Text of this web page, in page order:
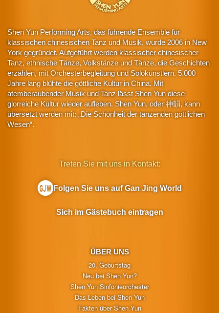
Shen Yun Performing Arts, das führende Ensemble für
klassischen chinesischen Tanz und Musik, wurde 2006 in New
York gegründet. Aufgeführt werden klassischer chinesischer
Tanz, ethnische Tänze, Volkstänze und Tänze, die Geschichten
erzählen, mit Orchesterbegleitung und Solokünstlern. 5.000
Jahre lang blühte die göttliche Kultur in China. Mit
atemberaubender Musik und Tanz lässt Shen Yun diese
glorreiche Kultur wieder aufleben. Shen Yun, oder 神韻, kann
übersetzt werden mit: „Die Schönheit der tanzenden göttlichen
Wesen“.
ÜBER UNS
20. Geburtstag
Neu bei Shen Yun?
Shen Yun Sinfonieorchester
Das Leben bei Shen Yun
Fakten über Shen Yun
Treten Sie mit uns in Kontakt:
Folgen Sie uns auf Gan Jing World
Sich im Gästebuch eintragen